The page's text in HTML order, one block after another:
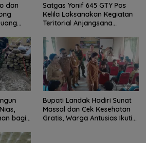
dan
Satgas Yonif 645 GTY Pos
Kelila Laksanakan Kegiatan
Teritorial Anjangsana
Lurah
bagi
Bupati Landak Hadiri Sunat
Massal dan Cek Kesehatan
Gratis, Warga Antusias Ikuti